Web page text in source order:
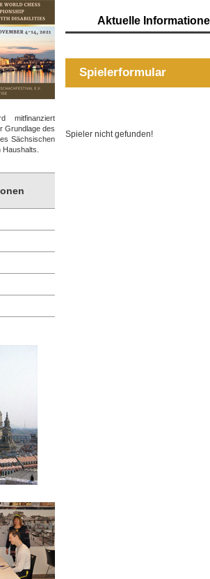
mitfinanziert
Grundlage des
Sächsischen
Aktuelle
Spielerformular
Spieler nicht gefunden!